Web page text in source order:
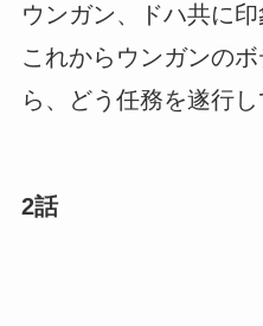
ウンガン、ドハ共に印
これからウンガンの
ら、どう任務を遂行
2話